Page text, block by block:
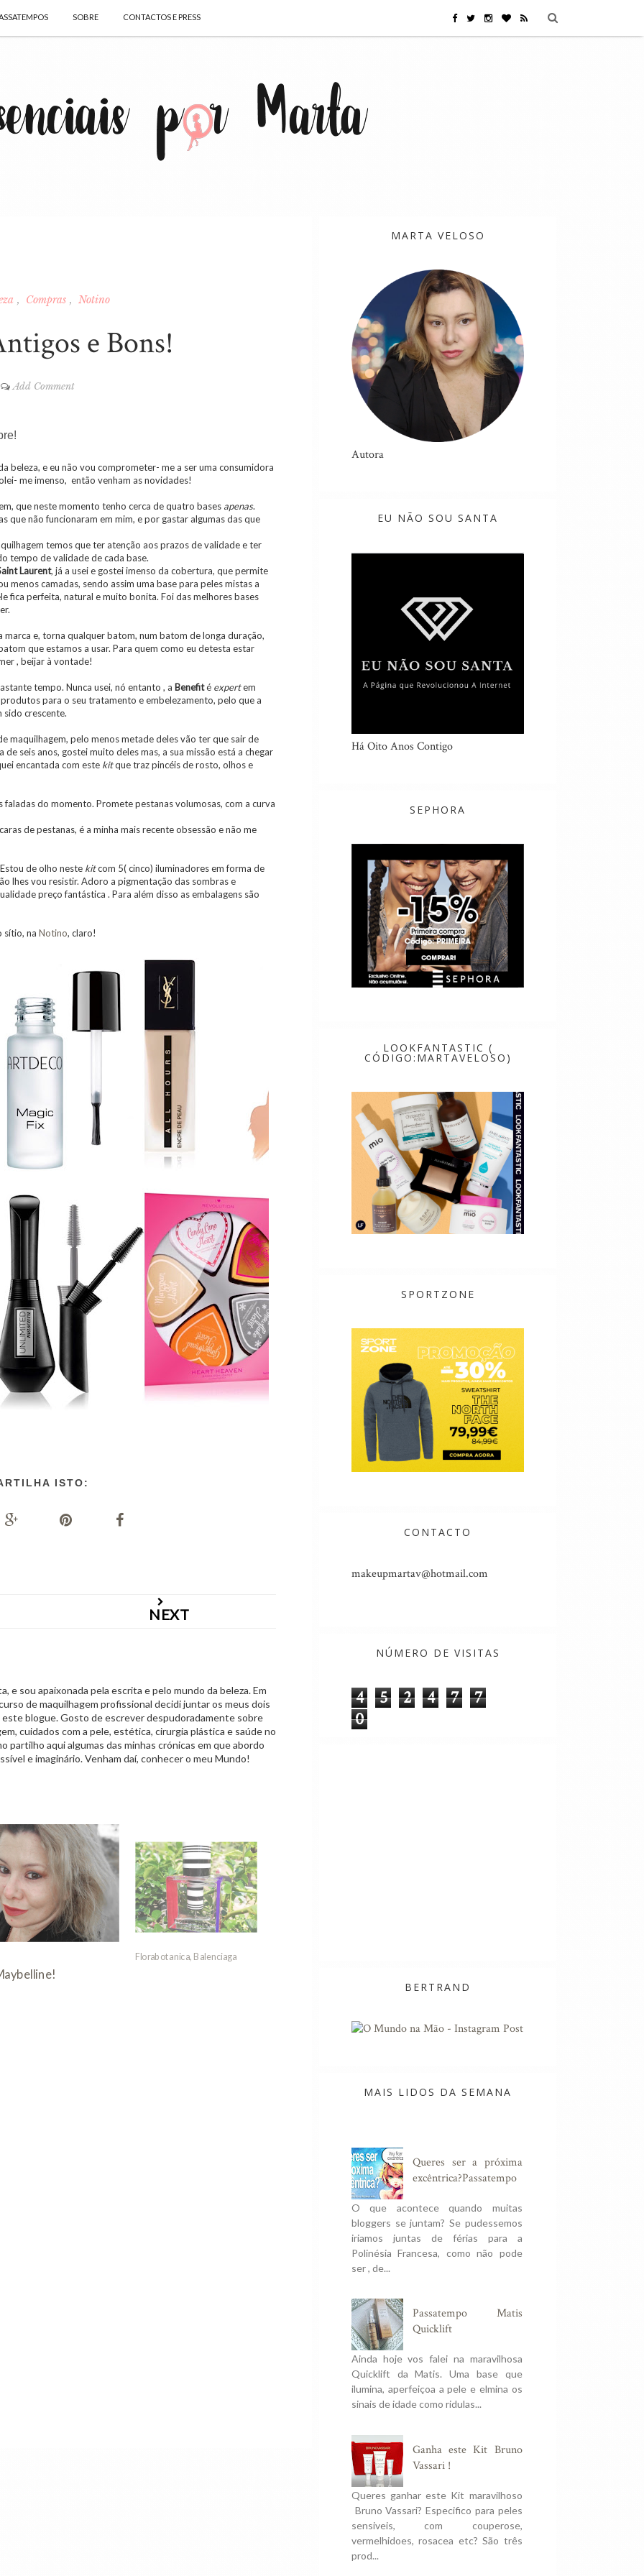
SOBRE CONTACTOS E PRESS
Compras Notino
e Bons!
Add Comment
beleza, e eu não vou comprometer- me a ser uma consumidora
me imenso, então venham as novidades!
que neste momento tenho cerca de quatro bases apenas.
que não funcionaram em mim, e por gastar algumas das que
temos que ter atenção aos prazos de validade e ter
tempo de validade de cada base.
Laurent, já a usei e gostei imenso da cobertura, que permite
menos camadas, sendo assim uma base para peles mistas a
fica perfeita, natural e muito bonita. Foi das melhores bases
e, torna qualquer batom, num batom de longa duração,
que estamos a usar. Para quem como eu detesta estar
, beijar à vontade!
tempo. Nunca usei, nó entanto , a Benefité expertem
para o seu tratamento e embelezamento, pelo que a
crescente.
maquilhagem, pelo menos metade deles vão ter que sair de
seis anos, gostei muito deles mas, a sua missão está a chegar
encantada com este kitque traz pincéis de rosto, olhos e
faladas do momento. Promete pestanas volumosas, com a curva
de pestanas, é a minha mais recente obsessão e não me
de olho neste kitcom 5( cinco) iluminadores em forma de
lhes vou resistir. Adoro a pigmentação das sombras e
preço fantástica . Para além disso as embalagens são
sítio, na Notino, claro!
ISTO:
NEXT
e sou apaixonada pela escrita e pelo mundo da beleza. Em
de maquilhagem profissional decidi juntar os meus dois
este blogue. Gosto de escrever despudoradamente sobre
cuidados com a pele, estética, cirurgia plástica e saúde no
partilho aqui algumas das minhas crónicas em que abordo
e imaginário. Venham daí, conhecer o meu Mundo!
Florabotanica, Balenciaga
MARTA VELOSO
Autora
EU NÃO SOU SANTA
Há Oito Anos Contigo
SEPHORA
LOOKFANTASTIC (
CÓDIGO:MARTAVELOSO)
SPORTZONE
CONTACTO
makeupmartav@hotmail.com
NÚMERO DE VISITAS
4 5 2 4 7
7
0
BERTRAND
MAIS LIDOS DA SEMANA
Queres ser a próxima
excêntrica?Passatempo
O que acontece quando muitas
bloggers se juntam? Se pudessemos
iriamos juntas de férias para a
Polinésia Francesa, como não pode
ser , de...
Passatempo Matis
Quicklift
Ainda hoje vos falei na maravilhosa
Quicklift da Matis. Uma base que
ilumina, aperfeiçoa a pele e elmina os
sinais de idade como ridulas...
Ganha este Kit Bruno
Vassari !
Queres ganhar este Kit maravilhoso
Bruno Vassari? Especifico para peles
sensiveis, com couperose,
vermelhidoes, rosacea etc? São três
prod...